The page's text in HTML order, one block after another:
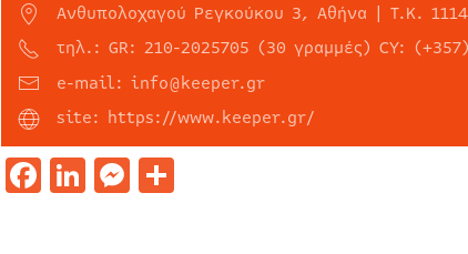
Ανθυπολοχαγού Ρεγκούκου 3, Αθήνα | Τ.Κ.
τηλ.: GR: 210-2025705 (30 γραμμές) CY:
e-mail: info@keeper.gr
site: https://www.keeper.gr/
Facebook
LinkedIn
Messenger
Μοιραστείτε